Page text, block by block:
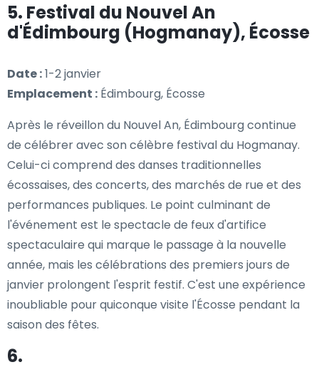
5. Festival du Nouvel An
d'Édimbourg (Hogmanay), Écosse
Date :1-2 janvier
Emplacement : Édimbourg, Écosse
Après le réveillon du Nouvel An, Édimbourg continue
de célébrer avec son célèbre festival du Hogmanay.
Celui-ci comprend des danses traditionnelles
écossaises, des concerts, des marchés de rue et des
performances publiques. Le point culminant de
l'événement est le spectacle de feux d'artifice
spectaculaire qui marque le passage à la nouvelle
année, mais les célébrations des premiers jours de
janvier prolongent l'esprit festif. C'est une expérience
inoubliable pour quiconque visite l'Écosse pendant la
saison des fêtes.
6.